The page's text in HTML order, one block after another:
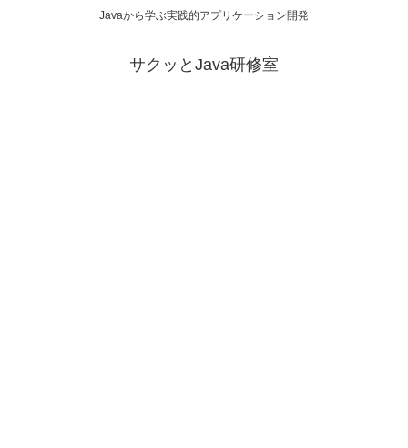
Javaから学ぶ実践的アプリケーション開発
サクッとJava研修室